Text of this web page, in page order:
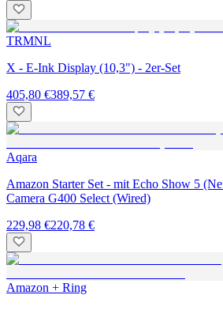
TRMNL
X - E-Ink Display (10,3") - 2er-Set
405,80 €389,57 €
Aqara
Amazon Starter Set - mit Echo Show 5
Camera G400 Select (Wired)
229,98 €220,78 €
Amazon + Ring